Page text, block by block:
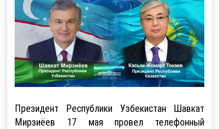
Президент Республики Узбекистан Шавкат
Мирзиёев 17 мая провел телефонный